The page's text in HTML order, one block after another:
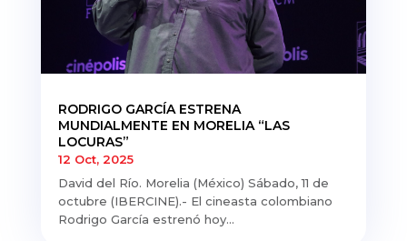
RODRIGO GARCÍA ESTRENA
MUNDIALMENTE EN MORELIA “LAS
LOCURAS”
12 Oct, 2025
David del Río. Morelia (México) Sábado, 11 de
octubre (IBERCINE).- El cineasta colombiano
Rodrigo García estrenó hoy...